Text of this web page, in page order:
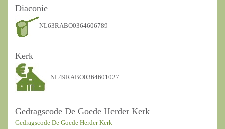
Diaconie
NL63RABO0364606789
Kerk
NL49RABO0364601027
Gedragscode De Goede Herder Kerk
Gedragscode De Goede Herder Kerk